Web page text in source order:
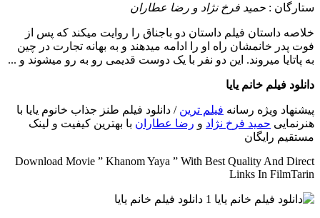
ستارگان : حمید فرخ نژاد و رضا عطاران
خلاصه داستان فیلم داستان دو باجناق را روایت میکند که پس از
فوت پدر خانمشان راه او را ادامه میدهند و به بهانه تجارت در چین
به پاتایا میروند. این دو نفر با یک دوست قدیمی رو به رو میشوند و ...
دانلود فیلم خانم یایا
پیشنهاد ویژه رسانه فیلم ترین / دانلود فیلم طنز جذاب خانوم یایا با
هنرنمایی حمید فرخ نژاد و رضا عطاران با بهترین کیفیت و لینک
مستقیم رایگان
Download Movie ” Khanom Yaya ” With Best Quality And Direct
Links In FilmTarin